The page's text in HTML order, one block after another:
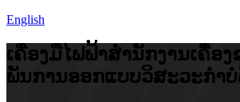
English
ເຄື່ອງ​ມື​ໄຟ​ຟ້າ​ສໍາ​ນັກ​ງານ​ເຄື່ອ
ພັນ​ການ​ອອກ​ແບບ​ວິ​ສະ​ວະ​ກໍາ​